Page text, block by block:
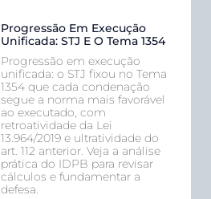
Progressão Em Execução
Unificada: STJ E O Tema 1354
Progressão em execução
unificada: o STJ fixou no Tema
1354 que cada condenação
segue a norma mais favorável
ao executado, com
retroatividade da Lei
13.964/2019 e ultratividade do
art. 112 anterior. Veja a análise
prática do IDPB para revisar
cálculos e fundamentar a
defesa.